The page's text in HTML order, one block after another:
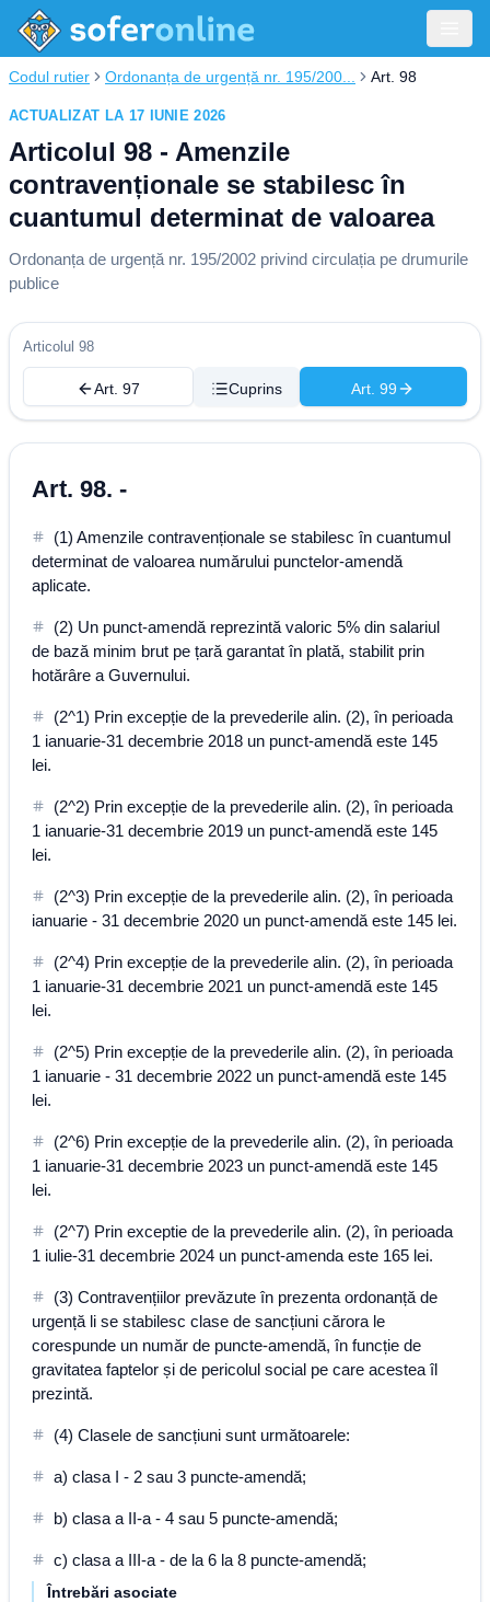
Codul rutier Ordonanța de urgență nr. 195/200... Art. 98
ACTUALIZAT LA 17 IUNIE 2026
Articolul 98 - Amenzile
contravenționale se stabilesc în
cuantumul determinat de valoarea
Ordonanța de urgență nr. 195/2002 privind circulația pe drumurile
publice
Articolul 98
Art. 97 Cuprins Art. 99
Art. 98. -
(1) Amenzile contravenționale se stabilesc în cuantumul
determinat de valoarea numărului punctelor-amendă
aplicate.
(2) Un punct-amendă reprezintă valoric 5% din salariul
de bază minim brut pe țară garantat în plată, stabilit prin
hotărâre a Guvernului.
(2^1) Prin excepție de la prevederile alin. (2), în perioada
1 ianuarie-31 decembrie 2018 un punct-amendă este 145
lei.
(2^2) Prin excepție de la prevederile alin. (2), în perioada
1 ianuarie-31 decembrie 2019 un punct-amendă este 145
lei.
(2^3) Prin excepție de la prevederile alin. (2), în perioada
ianuarie - 31 decembrie 2020 un punct-amendă este 145 lei.
(2^4) Prin excepție de la prevederile alin. (2), în perioada
1 ianuarie-31 decembrie 2021 un punct-amendă este 145
lei.
(2^5) Prin excepție de la prevederile alin. (2), în perioada
1 ianuarie - 31 decembrie 2022 un punct-amendă este 145
lei.
(2^6) Prin excepție de la prevederile alin. (2), în perioada
1 ianuarie-31 decembrie 2023 un punct-amendă este 145
lei.
(2^7) Prin exceptie de la prevederile alin. (2), în perioada
1 iulie-31 decembrie 2024 un punct-amenda este 165 lei.
(3) Contravențiilor prevăzute în prezenta ordonanță de
urgență li se stabilesc clase de sancțiuni cărora le
corespunde un număr de puncte-amendă, în funcție de
gravitatea faptelor și de pericolul social pe care acestea îl
prezintă.
(4) Clasele de sancțiuni sunt următoarele:
a) clasa I - 2 sau 3 puncte-amendă;
b) clasa a II-a - 4 sau 5 puncte-amendă;
c) clasa a III-a - de la 6 la 8 puncte-amendă;
Întrebări asociate